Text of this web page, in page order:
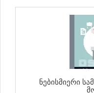
Ნებისმიერი